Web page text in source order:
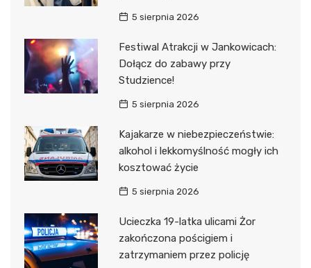
5 sierpnia 2026
Festiwal Atrakcji w Jankowicach:
Dołącz do zabawy przy
Studzience!
5 sierpnia 2026
Kajakarze w niebezpieczeństwie:
alkohol i lekkomyślność mogły ich
kosztować życie
5 sierpnia 2026
Ucieczka 19-latka ulicami Żor
zakończona pościgiem i
zatrzymaniem przez policję